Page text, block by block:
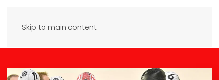
Skip to main content